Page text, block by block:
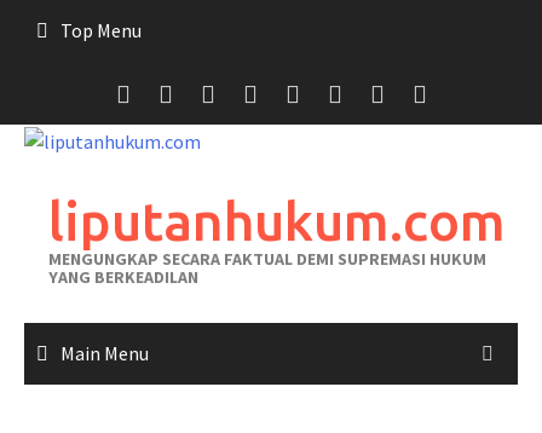
Top Menu
liputanhukum.com
MENGUNGKAP SECARA FAKTUAL DEMI SUPREMASI HUKUM
YANG BERKEADILAN
Main Menu